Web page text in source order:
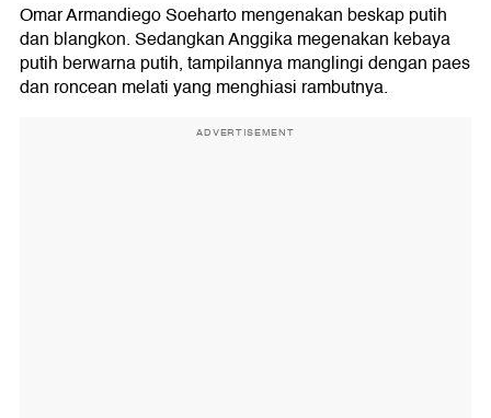
Omar Armandiego Soeharto mengenakan beskap putih
dan blangkon. Sedangkan Anggika megenakan kebaya
putih berwarna putih, tampilannya manglingi dengan paes
dan roncean melati yang menghiasi rambutnya.
ADVERTISEMENT